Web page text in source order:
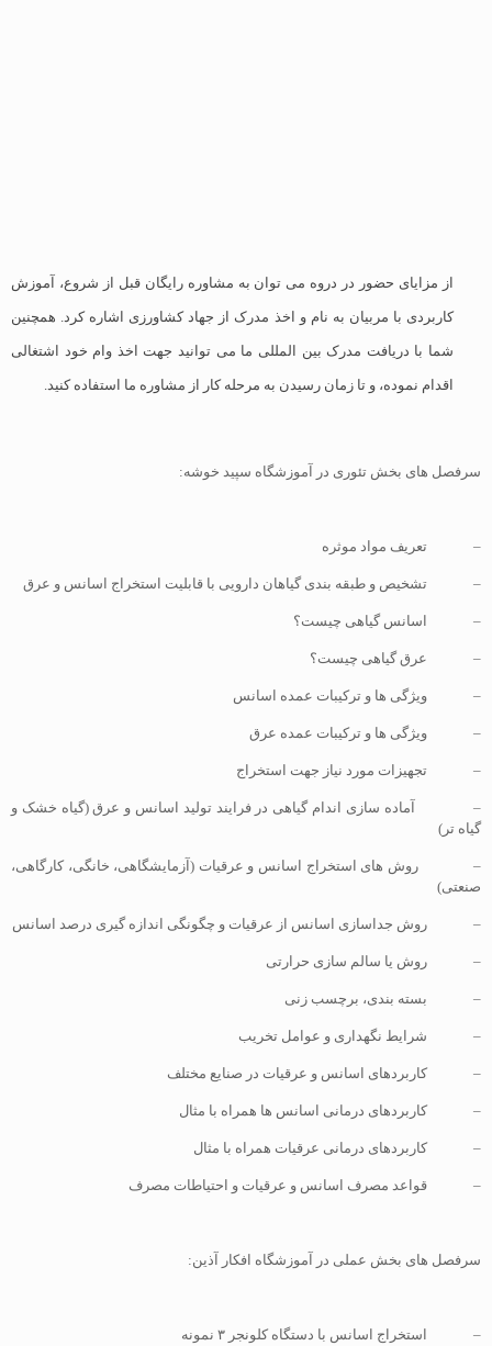
از مزایای حضور در دروه می توان به مشاوره رایگان قبل از شروع، آموزش
کاربردی با مربیان به نام و اخذ مدرک از جهاد کشاورزی اشاره کرد. همچنین
شما با دریافت مدرک بین المللی ما می توانید جهت اخذ وام خود اشتغالی
اقدام نموده، و تا زمان رسیدن به مرحله کار از مشاوره ما استفاده کنید.
سرفصل های بخش تئوری در آموزشگاه سپید خوشه:
– تعریف مواد موثره
– تشخیص و طبقه بندی گیاهان دارویی با قابلیت استخراج اسانس و عرق
– اسانس گیاهی چیست؟
– عرق گیاهی چیست؟
– ویژگی ها و ترکیبات عمده اسانس
– ویژگی ها و ترکیبات عمده عرق
– تجهیزات مورد نیاز جهت استخراج
– آماده سازی اندام گیاهی در فرایند تولید اسانس و عرق (گیاه خشک و
گیاه تر)
– روش های استخراج اسانس و عرقیات (آزمایشگاهی، خانگی، کارگاهی،
صنعتی)
– روش جداسازی اسانس از عرقیات و چگونگی اندازه گیری درصد اسانس
– روش یا سالم سازی حرارتی
– بسته بندی، برچسب زنی
– شرایط نگهداری و عوامل تخریب
– کاربردهای اسانس و عرقیات در صنایع مختلف
– کاربردهای درمانی اسانس ها همراه با مثال
– کاربردهای درمانی عرقیات همراه با مثال
– قواعد مصرف اسانس و عرقیات و احتیاطات مصرف
سرفصل های بخش عملی در آموزشگاه افکار آذین:
– استخراج اسانس با دستگاه کلونجر ۳ نمونه